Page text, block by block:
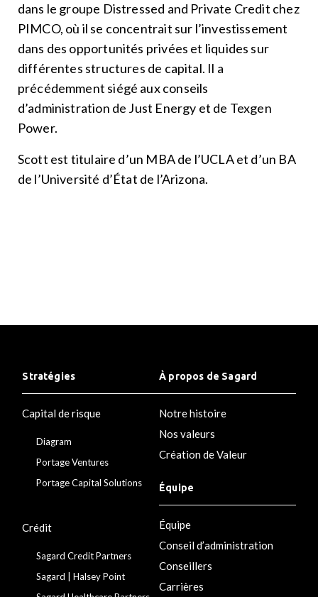
dans le groupe Distressed and Private Credit chez
PIMCO, où il se concentrait sur l’investissement
dans des opportunités privées et liquides sur
différentes structures de capital. Il a
précédemment siégé aux conseils
d’administration de Just Energy et de Texgen
Power.
Scott est titulaire d’un MBA de l’UCLA et d’un BA
de l’Université d’État de l’Arizona.
Stratégies
Capital de risque
Diagram
Portage Ventures
Portage Capital Solutions
Crédit
Sagard Credit Partners
Sagard | Halsey Point
À propos de Sagard
Notre histoire
Nos valeurs
Création de Valeur
Équipe
Équipe
Conseil d’administration
Conseillers
Carrières